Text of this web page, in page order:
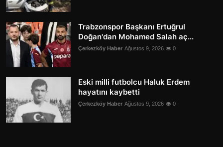
Trabzonspor Başkanı Ertuğrul
Doğan'dan Mohamed Salah aç...
Çerkezköy Haber Ağustos 9, 2026 0
Eski milli futbolcu Haluk Erdem
hayatını kaybetti
Çerkezköy Haber Ağustos 9, 2026 0